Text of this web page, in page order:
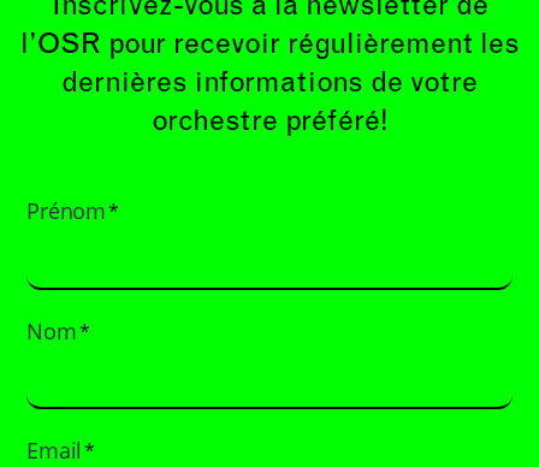
Inscrivez-vous à la newsletter de
l’OSR pour recevoir régulièrement les
dernières informations de votre
orchestre préféré!
Prénom*
Nom*
Email*